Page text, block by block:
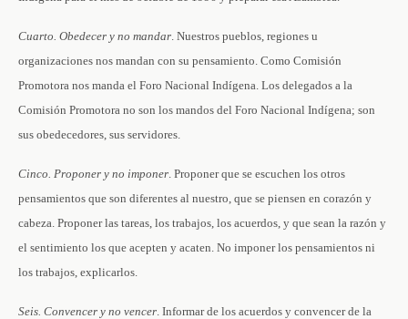
Cuarto. Obedecer y no mandar. Nuestros pueblos, regiones u
organizaciones nos mandan con su pensamiento. Como Comisión
Promotora nos manda el Foro Nacional Indígena. Los delegados a la
Comisión Promotora no son los mandos del Foro Nacional Indígena; son
sus obedecedores, sus servidores.
Cinco. Proponer y no imponer. Proponer que se escuchen los otros
pensamientos que son diferentes al nuestro, que se piensen en corazón y
cabeza. Proponer las tareas, los trabajos, los acuerdos, y que sean la razón y
el sentimiento los que acepten y acaten. No imponer los pensamientos ni
los trabajos, explicarlos.
Seis. Convencer y no vencer. Informar de los acuerdos y convencer de la